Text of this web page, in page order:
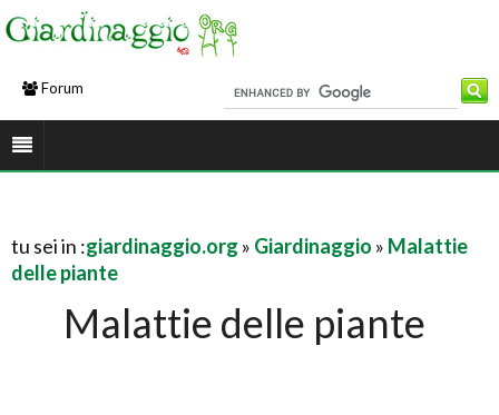
Forum
tu sei in :giardinaggio.org » Giardinaggio » Malattie
delle piante
Malattie delle piante